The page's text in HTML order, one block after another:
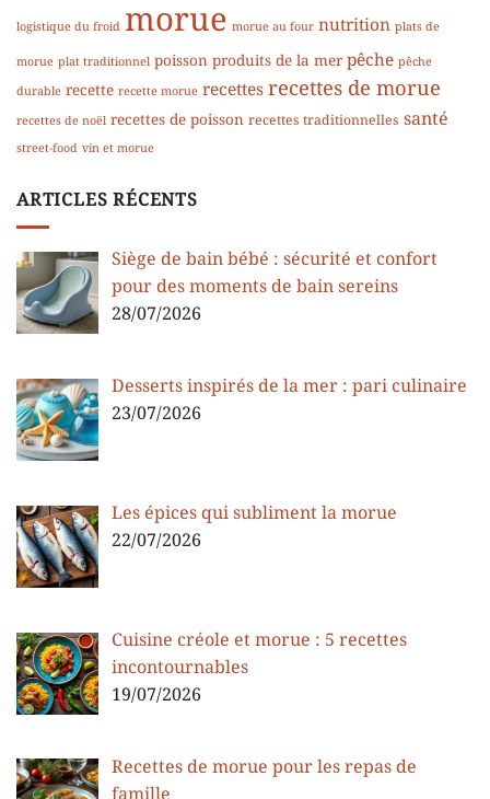
logistique du froid morue morue au four nutrition plats de
morue plat traditionnel poisson produits de la mer pêche pêche
durable recette recette morue recettes recettes de morue
recettes de noël recettes de poisson recettes traditionnelles santé
street-food vin et morue
ARTICLES RÉCENTS
Siège de bain bébé : sécurité et confort
pour des moments de bain sereins
28/07/2026
Desserts inspirés de la mer : pari culinaire
23/07/2026
Les épices qui subliment la morue
22/07/2026
Cuisine créole et morue : 5 recettes
incontournables
19/07/2026
Recettes de morue pour les repas de